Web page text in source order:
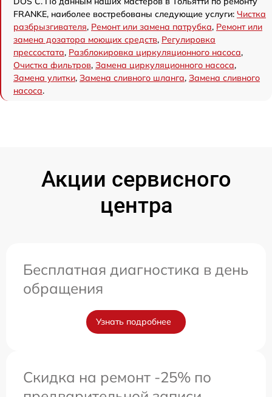
FRANKE, наиболее востребованы следующие услуги: Чистка
разбрызгивателя, Ремонт или замена патрубка, Ремонт или
замена дозатора моющих средств, Регулировка
прессостата, Разблокировка циркуляционного насоса,
Очистка фильтров, Замена циркуляционного насоса,
Замена улитки, Замена сливного шланга, Замена сливного
насоса.
Акции сервисного
центра
Бесплатная диагностика в день
обращения
Узнать подробнее
Скидка на ремонт -25% по